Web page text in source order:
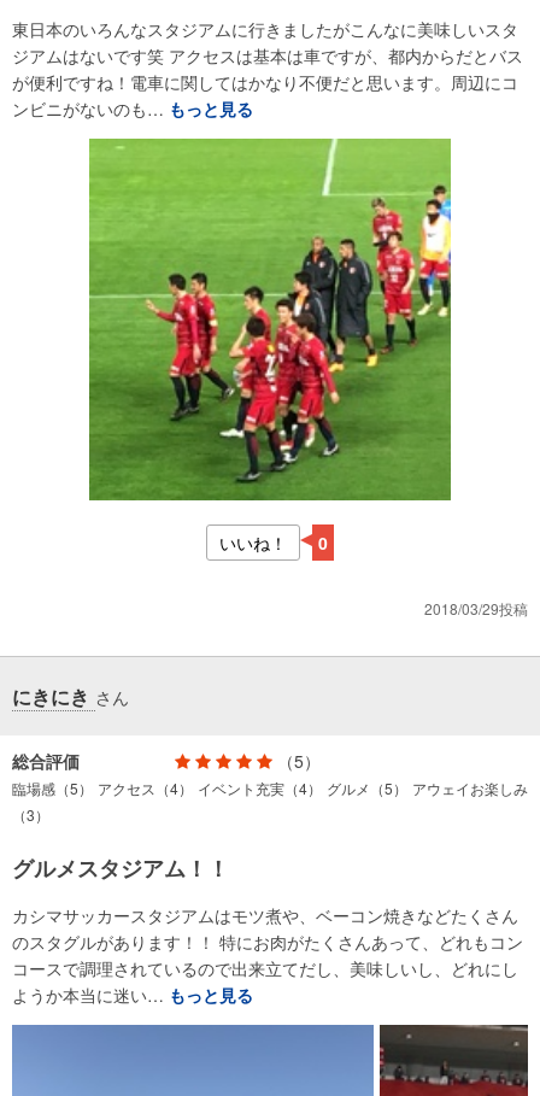
東日本のいろんなスタジアムに行きましたがこんなに美味しいスタ
ジアムはないです笑 アクセスは基本は車ですが、都内からだとバス
が便利ですね！電車に関してはかなり不便だと思います。周辺にコ
ンビニがないのも… もっと見る
いいね！ 0
2018/03/29投稿
にきにき さん
総合評価 （5）
臨場感（5） アクセス（4） イベント充実（4） グルメ（5）
アウェイお楽しみ
（3）
グルメスタジアム！！
カシマサッカースタジアムはモツ煮や、ベーコン焼きなどたくさん
のスタグルがあります！！ 特にお肉がたくさんあって、どれもコン
コースで調理されているので出来立てだし、美味しいし、どれにし
ようか本当に迷い… もっと見る